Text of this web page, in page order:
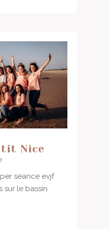
Nice
seance evjf
sur le bassin